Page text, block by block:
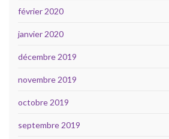
février 2020
janvier 2020
décembre 2019
novembre 2019
octobre 2019
septembre 2019